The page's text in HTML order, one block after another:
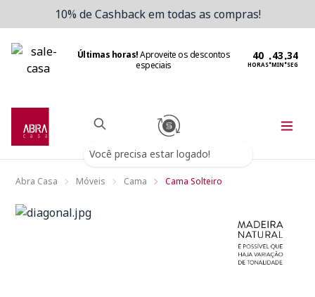
10% de Cashback em todas as compras!
Últimas horas!Aproveite os descontos
especiais
HORAS:MIN:SEG
Você precisa estar logado!
Abra Casa Móveis Cama Cama Solteiro